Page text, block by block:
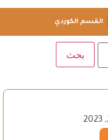
القسم الكوردي